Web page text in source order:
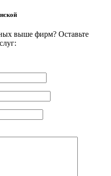
выше фирм? Оставьте